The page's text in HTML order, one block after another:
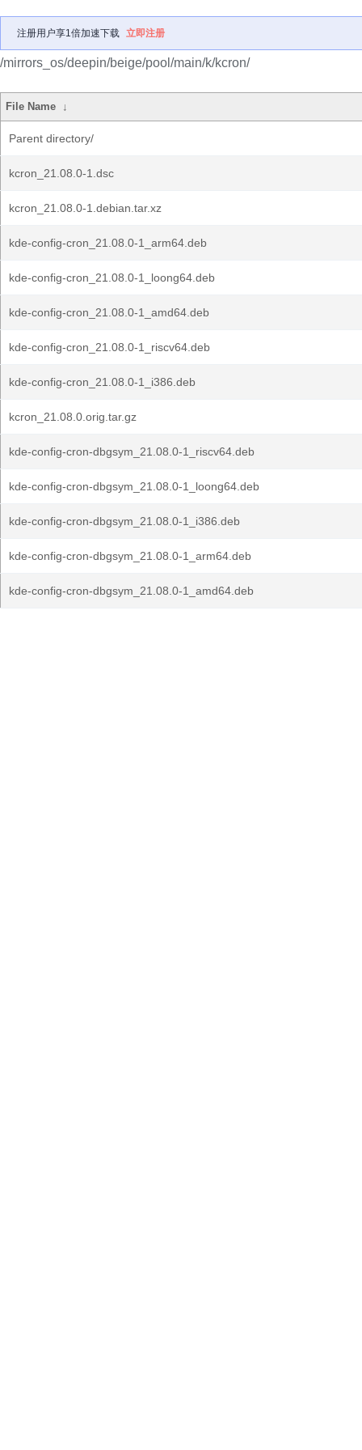
注册用户享1倍加速下载 立即注册
/mirrors_os/deepin/beige/pool/main/k/kcron/
File Name ↓
Parent directory/
kcron_21.08.0-1.dsc
kcron_21.08.0-1.debian.tar.xz
kde-config-cron_21.08.0-1_arm64.deb
kde-config-cron_21.08.0-1_loong64.deb
kde-config-cron_21.08.0-1_amd64.deb
kde-config-cron_21.08.0-1_riscv64.deb
kde-config-cron_21.08.0-1_i386.deb
kcron_21.08.0.orig.tar.gz
kde-config-cron-dbgsym_21.08.0-1_riscv64.deb
kde-config-cron-dbgsym_21.08.0-1_loong64.deb
kde-config-cron-dbgsym_21.08.0-1_i386.deb
kde-config-cron-dbgsym_21.08.0-1_arm64.deb
kde-config-cron-dbgsym_21.08.0-1_amd64.deb